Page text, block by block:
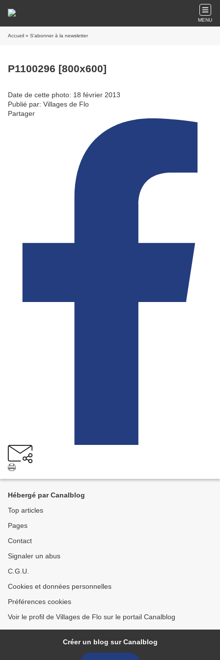
MENU
Accueil » S'abonner à la newsletter
P1100296 [800x600]
Date de cette photo: 18 février 2013
Publié par: Villages de Flo
Partager
Hébergé par Canalblog
Top articles
Pages
Contact
Signaler un abus
C.G.U.
Cookies et données personnelles
Préférences cookies
Voir le profil de Villages de Flo sur le portail Canalblog
Créer un blog sur Canalblog